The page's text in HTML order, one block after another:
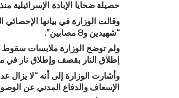
حصيلة ضحايا الإبادة الإسرائيلية منذ أكتوبر 2023 إلى 73
“شهيدين و8 مصابين”.
ولم توضح الوزارة ملابسات سقوط
إطلاق النار بقصف وإطلاق نار في
وأشارت الوزارة إلى أنه “لا
الإسعاف والدفاع المدني عن